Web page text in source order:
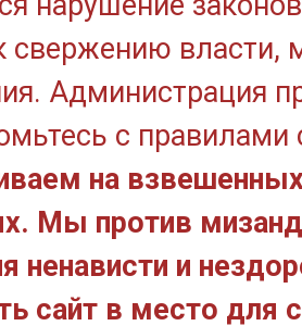
власти,
Администрация
с правилами
на
Мы против
ненависти и
сайт в место для